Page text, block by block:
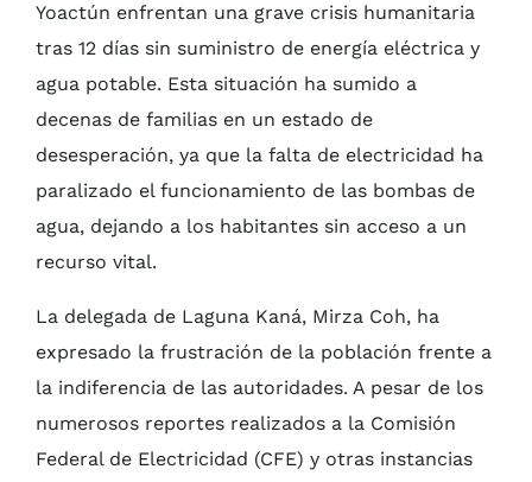
Yoactún enfrentan una grave crisis humanitaria
tras 12 días sin suministro de energía eléctrica y
agua potable. Esta situación ha sumido a
decenas de familias en un estado de
desesperación, ya que la falta de electricidad ha
paralizado el funcionamiento de las bombas de
agua, dejando a los habitantes sin acceso a un
recurso vital.
La delegada de Laguna Kaná, Mirza Coh, ha
expresado la frustración de la población frente a
la indiferencia de las autoridades. A pesar de los
numerosos reportes realizados a la Comisión
Federal de Electricidad (CFE) y otras instancias